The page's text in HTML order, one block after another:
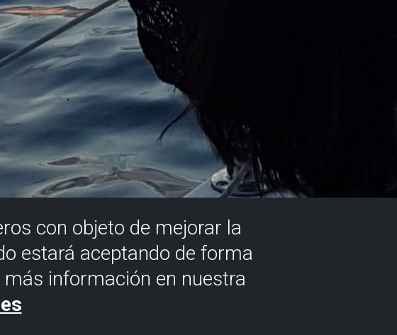
con objeto de mejorar la
estará aceptando de forma
información en nuestra